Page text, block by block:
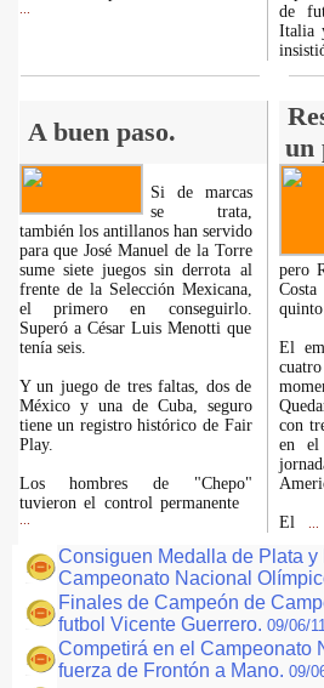
de
Italia
A buen paso.
un
Si de marcas
se trata,
también los antillanos han servido
para que José Manuel de la Torre
sume siete juegos sin derrota al
frente de la Selección Mexicana,
el primero en conseguirlo.
Superó a César Luis Menotti que
tenía seis.
Y un juego de tres faltas, dos de
México y una de Cuba, seguro
tiene un registro histórico de Fair
Play.
Los hombres de "Chepo"
tuvieron el control permanente
pero
El
con
en el
El
Consiguen Medalla de Plata y
Campeonato Nacional
Finales de Campeón de
futbol Vicente Guerrero. 09/06/
Competirá en el Campeonato
fuerza de Frontón a Mano. 09/